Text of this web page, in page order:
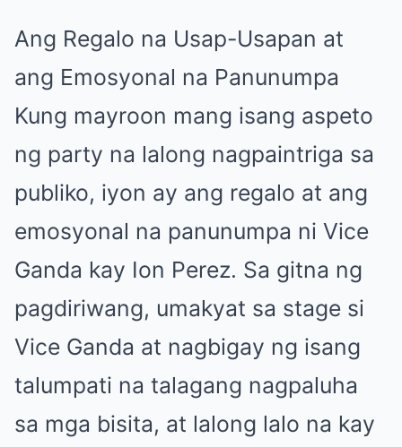
Ang Regalo na Usap-Usapan at
ang Emosyonal na Panunumpa
Kung mayroon mang isang aspeto
ng party na lalong nagpaintriga sa
publiko, iyon ay ang regalo at ang
emosyonal na panunumpa ni Vice
Ganda kay Ion Perez. Sa gitna ng
pagdiriwang, umakyat sa stage si
Vice Ganda at nagbigay ng isang
talumpati na talagang nagpaluha
sa mga bisita, at lalong lalo na kay